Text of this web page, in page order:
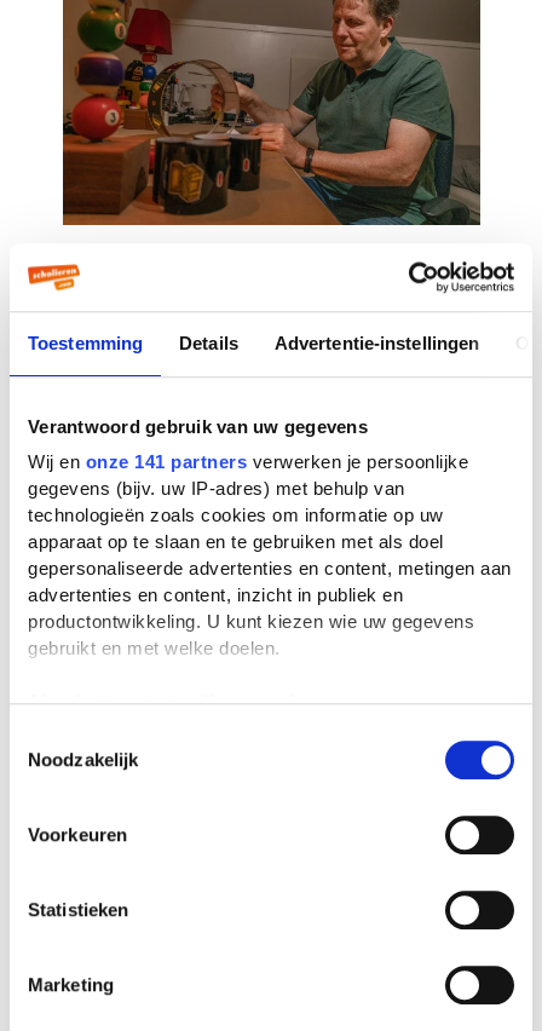
Toestemming Details Advertentie-instellingen
Verantwoord gebruik van uw gegevens
Wij en onze 141 partners verwerken je persoonlijke
gegevens (bijv. uw IP-adres) met behulp van
technologieën zoals cookies om informatie op uw
apparaat op te slaan en te gebruiken met als doel
gepersonaliseerde advertenties en content, metingen aan
advertenties en content, inzicht in publiek en
productontwikkeling. U kunt kiezen wie uw gegevens
gebruikt en met welke doelen.
Als u het toestaat, willen we ook graag:
locatie, die tot een paar meter nauwkeurig kan zijn
scannen op specifieke eigenschappen (fingerprinting)
Lees meer over hoe uw persoonlijke gegevens worden
U kunt uw toestemming op elk moment wijzigen of
intrekken in de Cookieverklaring.
We gebruiken cookies om content en advertenties te
personaliseren, om functies voor social media te bieden
Noodzakelijk
Voorkeuren
Statistieken
Marketing